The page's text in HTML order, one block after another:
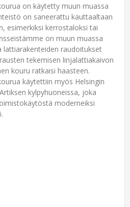
on käytetty muun muassa
on saneerattu kauttaaltaan
esimerkiksi kerrostaloksi tai
on muun muassa
lattiarakenteiden raudoitukset
tekemisen linjalattiakaivon
kouru ratkaisi haasteen.
käytettiin myös Helsingin
kylpyhuoneissa, joka
moderneiksi